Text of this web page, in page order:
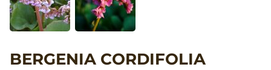
BERGENIA CORDIFOLIA